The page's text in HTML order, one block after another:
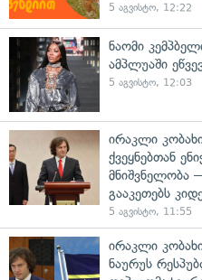
5 აგვისტო, 12:22
ნაომი
ამპლუაში
5 აგვისტო, 12:03
ირაკლი
ქვეყნებთან
მნიშვნელობა
გააკეთებს
5 აგვისტო, 11:55
ირაკლი
ნაურუს